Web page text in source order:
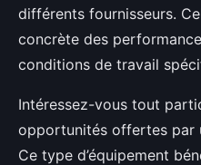
différents fournisseurs.
concrète des
conditions de travail
Intéressez-vous tout
opportunités offertes par
Ce type d’équipement